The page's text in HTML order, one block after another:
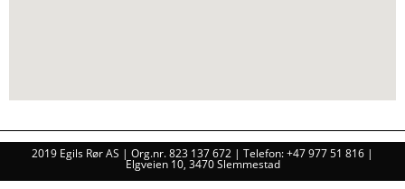
2019 Egils Rør AS | Org.nr. 823 137 672 | Telefon: +47 977 51 816 |
Elgveien 10, 3470 Slemmestad